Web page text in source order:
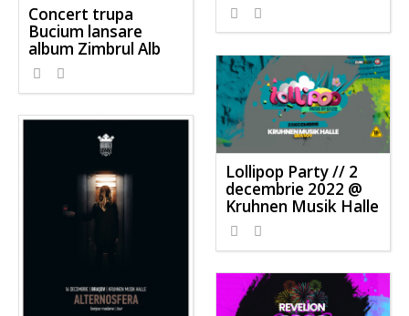
Concert trupa
Bucium lansare
album Zimbrul Alb
Lollipop Party // 2
decembrie 2022 @
Kruhnen Musik Halle